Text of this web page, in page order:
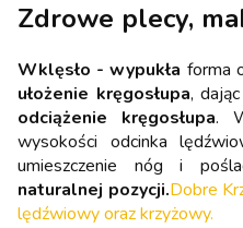
Zdrowe plecy,
Wklęsło - wypukła forma
ułożenie kręgosłupa,
odciążenie kręgosłupa.
wysokości odcinka
umieszczenie nóg i
naturalnej pozycji.Dobre
lędźwiowy oraz krzyżowy.